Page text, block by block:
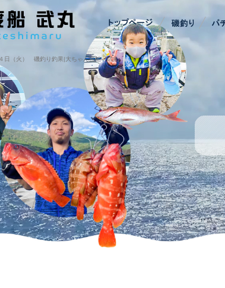
（火） 磯釣り釣果|大ちゃん渡船・武丸